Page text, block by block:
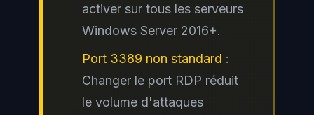
activer sur tous les serveurs
Windows Server 2016+.
Port 3389 non standard :
Changer le port RDP réduit
le volume d'attaques